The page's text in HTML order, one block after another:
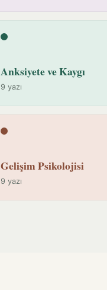
Anksiyete ve Kaygı
9 yazı
Gelişim Psikolojisi
9 yazı